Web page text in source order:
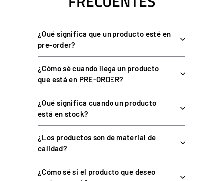
puntos de resolución).
anodizada.
Freno disponible con accionamiento mecánico (gomas
Ajuste de espaciado, altura, ángulo, recorrido y fuerza de
cada pedal.
Conexión USB a PC o a bases Simagic mediante bus port
(modos USB / CAN-Bus).
Se entrega premontada y cableada, con diseño modular para
cambiar las gomas.
ESPECIFICACIONES TÉCNICAS DE LA
¿Qué significa que un producto esté en
pre-order?
¿Cómo sé cuando llega un producto
que está en PRE-ORDER?
¿Qué significa cuando un producto
está en stock?
¿Los productos son de material de
calidad?
¿Cómo sé si el producto que deseo